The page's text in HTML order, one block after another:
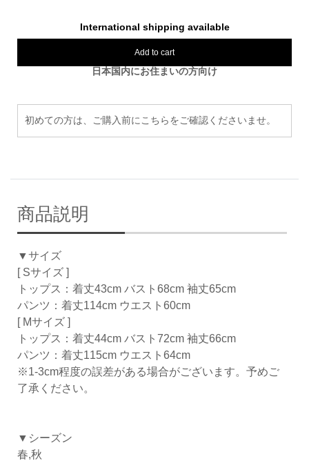
International shipping available
Add to cart
日本国内にお住まいの方向け
初めての方は、ご購入前にこちらをご確認くださいませ。
商品説明
▼サイズ
[ Sサイズ ]
トップス：着丈43cm バスト68cm 袖丈65cm
パンツ：着丈114cm ウエスト60cm
[ Mサイズ ]
トップス：着丈44cm バスト72cm 袖丈66cm
パンツ：着丈115cm ウエスト64cm
※1-3cm程度の誤差がある場合がございます。予めご
了承ください。
▼シーズン
春,秋